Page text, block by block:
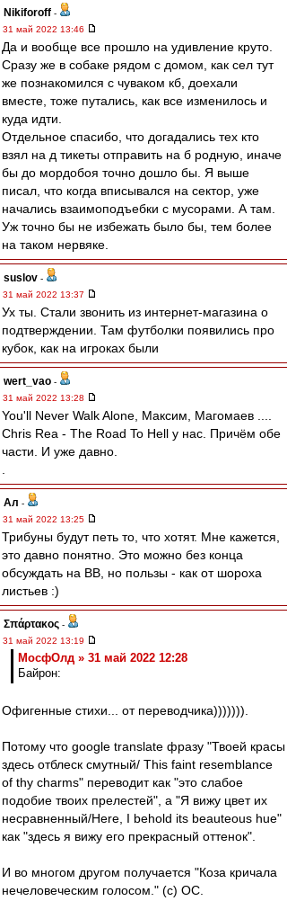
Nikiforoff -
31 май 2022 13:46
Да и вообще все прошло на удивление круто.
Сразу же в собаке рядом с домом, как сел тут
же познакомился с чуваком кб, доехали
вместе, тоже путались, как все изменилось и
куда идти.
Отдельное спасибо, что догадались тех кто
взял на д тикеты отправить на б родную, иначе
бы до мордобоя точно дошло бы. Я выше
писал, что когда вписывался на сектор, уже
начались взаимоподъебки с мусорами. А там.
Уж точно бы не избежать было бы, тем более
на таком нервяке.
suslov -
31 май 2022 13:37
Ух ты. Стали звонить из интернет-магазина о
подтверждении. Там футболки появились про
кубок, как на игроках были
wert_vao -
31 май 2022 13:28
You'll Never Walk Alone, Максим, Магомаев ....
Chris Rea - The Road To Hell у нас. Причём обе
части. И уже давно.
Ал -
31 май 2022 13:25
Трибуны будут петь то, что хотят. Мне кажется,
это давно понятно. Это можно без конца
обсуждать на ВВ, но пользы - как от шороха
листьев :)
Σπάρτακος -
31 май 2022 13:19
МосфОлд » 31 май 2022 12:28
Байрон:
Офигенные стихи... от переводчика))))))).
Потому что google translate фразу "Твоей красы
здесь отблеск смутный/ This faint resemblance
of thy charms" переводит как "это слабое
подобие твоих прелестей", а "Я вижу цвет их
несравненный/Here, I behold its beauteous hue"
как "здесь я вижу его прекрасный оттенок".
И во многом другом получается "Коза кричала
нечеловеческим голосом." (с) ОС.